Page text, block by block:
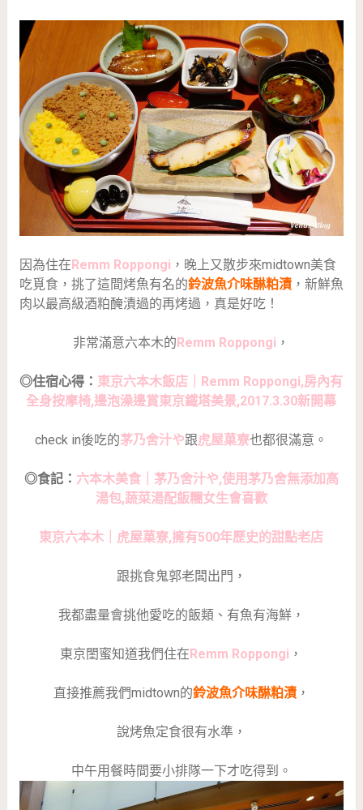
因為住在 Remm Roppongi ，晚上又散步來midtown美食
吃覓食，挑了這間烤魚有名的鈴波魚介味醂粕漬，新鮮魚
肉以最高級酒粕醃漬過的再烤過，真是好吃！
非常滿意六本木的 Remm Roppongi ，
◎住宿心得： 東京六本木飯店｜Remm Roppongi,房內有
全身按摩椅,邊泡澡邊賞東京鐵塔美景,2017.3.30新開幕
check in後吃的茅乃舍汁や跟虎屋菓寮也都很滿意。
◎食記： 六本木美食｜茅乃舍汁や,使用茅乃舍無添加高
湯包,蔬菜湯配飯糰女生會喜歡
東京六本木｜虎屋菓寮,擁有500年歷史的甜點老店
跟挑食鬼郭老闆出門，
我都盡量會挑他愛吃的飯類、有魚有海鮮，
東京閨蜜知道我們住在 Remm Roppongi ，
直接推薦我們midtown的鈴波魚介味醂粕漬，
說烤魚定食很有水準，
中午用餐時間要小排隊一下才吃得到。